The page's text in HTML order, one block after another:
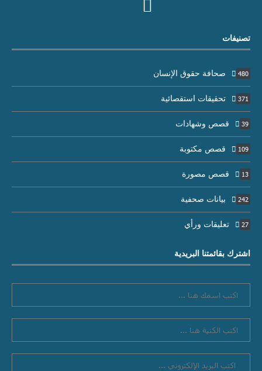
تصنيفات
صحافة حقوق الإنسان 480
تحقيقات استقصائية 371
قصص وشهادات 39
قصص مكتوبة 109
قصص مصورة 13
بيانات صحفية 242
تعليقات ورأي 27
اشترك بقائمتنا البريدية